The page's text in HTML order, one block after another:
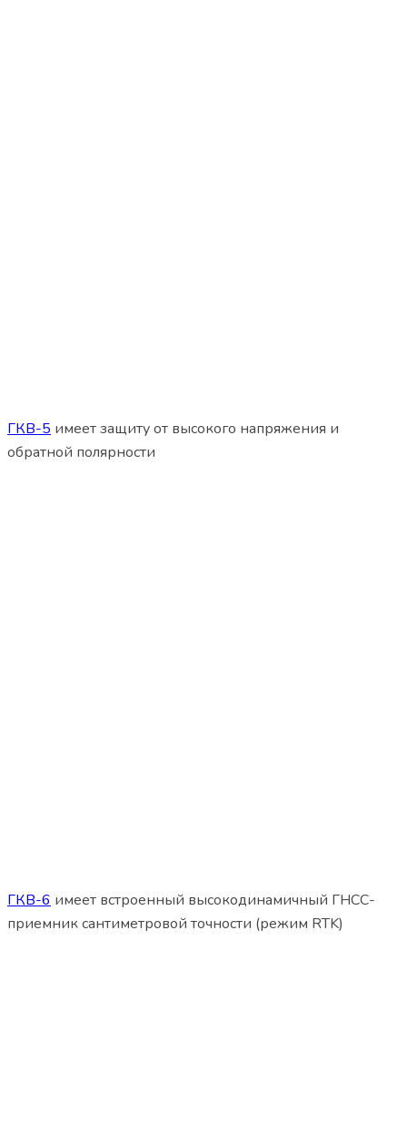
ГКВ-5 имеет защиту от высокого напряжения и
обратной полярности
ГКВ-6 имеет встроенный высокодинамичный ГНСС-
приемник сантиметровой точности (режим RTK)